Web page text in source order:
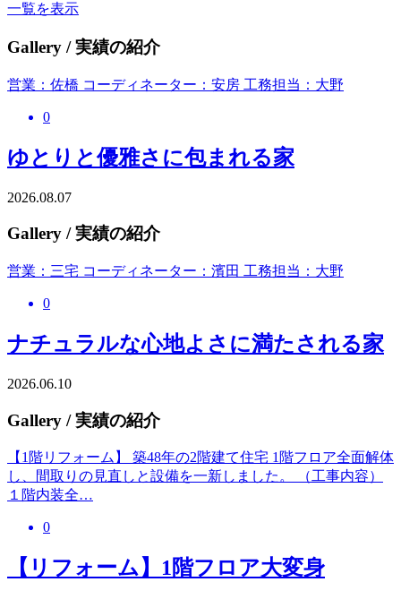
一覧を表示
Gallery / 実績の紹介
営業：佐橋 コーディネーター：安房 工務担当：大野
0
ゆとりと優雅さに包まれる家
2026.08.07
Gallery / 実績の紹介
営業：三宅 コーディネーター：濱田 工務担当：大野
0
ナチュラルな心地よさに満たされる家
2026.06.10
Gallery / 実績の紹介
【1階リフォーム】 築48年の2階建て住宅 1階フロア全面解体
し、間取りの見直しと設備を一新しました。 （工事内容）
１階内装全…
0
【リフォーム】1階フロア大変身